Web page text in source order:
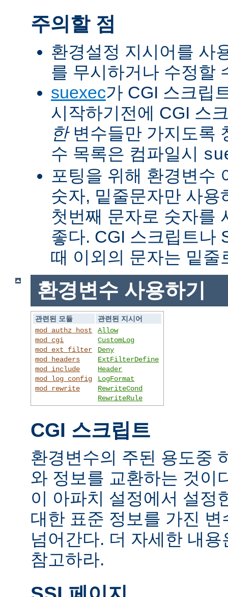
주의할 점
환경설정 지시어를 사
를 무시하거나 수정할
suexec가 CGI 스크립
시작하기전에 CGI 스
한변수들만 가지도록
수 목록은 컴파일시
포팅을 위해 환경변수
숫자, 밑줄문자만 사용
첫번째 문자로 숫자를
좋다. CGI 스크립트나
때 이외의 문자는 밑줄
환경변수 사용하기
관련된 모듈
관련된 지시어
mod_authz_host
mod_cgi
mod_ext_filter
mod_headers
mod_include
mod_log_config
mod_rewrite
Allow
CustomLog
Deny
ExtFilterDefine
Header
LogFormat
RewriteCond
RewriteRule
CGI 스크립트
환경변수의 주된 용도중
와 정보를 교환하는 것이
이 아파치 설정에서 설정
대한 표준 정보를 가진
넘어간다. 더 자세한 내
참고하라.